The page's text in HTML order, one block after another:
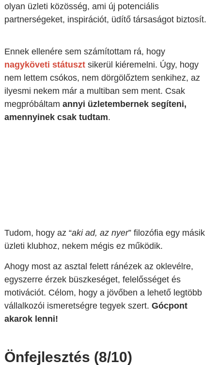
olyan üzleti közösség, ami új potenciális
partnerségeket, inspirációt, üdítő társaságot biztosít.
Ennek ellenére sem számítottam rá, hogy
nagyköveti státusztsikerül kiéremelni. Úgy, hogy
nem lettem csókos, nem dörgölőztem senkihez, az
ilyesmi nekem már a multiban sem ment. Csak
megpróbáltam annyi üzletembernek segíteni,
amennyinek csak tudtam.
Tudom, hogy az “aki ad, az nyer” filozófia egy másik
üzleti klubhoz, nekem mégis ez működik.
Ahogy most az asztal felett ránézek az oklevélre,
egyszerre érzek büszkeséget, felelősséget és
motivációt. Célom, hogy a jövőben a lehető legtöbb
vállalkozói ismeretségre tegyek szert. Gócpont
akarok lenni!
Önfejlesztés (8/10)